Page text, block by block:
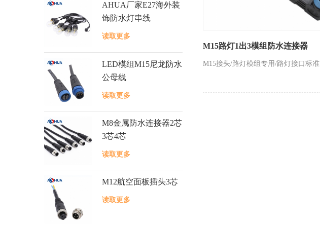
M15路灯1出3模组防水连接器
M15接头/路灯模组专用/路灯接口标准
AHUA厂家E27海外装
饰防水灯串线
读取更多
LED模组M15尼龙防水
公母线
读取更多
M8金属防水连接器2芯
3芯4芯
读取更多
M12航空面板插头3芯
读取更多